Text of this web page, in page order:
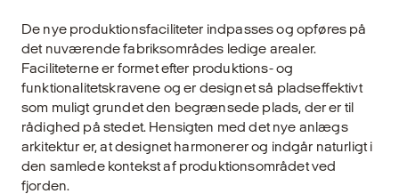
De nye produktionsfaciliteter indpasses og opføres på
det nuværende fabriksområdes ledige arealer.
Faciliteterne er formet efter produktions- og
funktionalitetskravene og er designet så pladseffektivt
som muligt grundet den begrænsede plads, der er til
rådighed på stedet. Hensigten med det nye anlægs
arkitektur er, at designet harmonerer og indgår naturligt i
den samlede kontekst af produktionsområdet ved
fjorden.